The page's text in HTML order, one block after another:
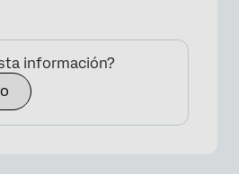
información?